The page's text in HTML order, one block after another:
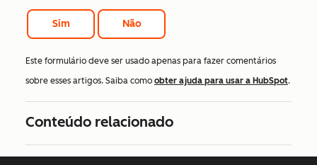
Sim Não
Este formulário deve ser usado apenas para fazer comentários
sobre esses artigos. Saiba como obter ajuda para usar a HubSpot.
Conteúdo relacionado